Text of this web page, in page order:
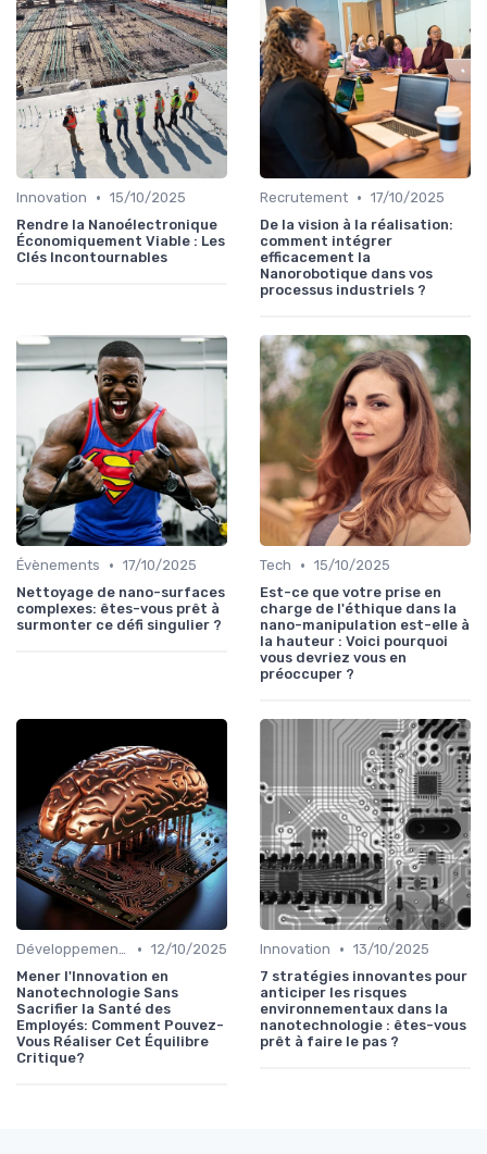
Innovation • 15/10/2025
Rendre la Nanoélectronique
Économiquement Viable : Les
Clés Incontournables
Recrutement • 17/10/2025
De la vision à la réalisation:
comment intégrer
efficacement la
Nanorobotique dans vos
processus industriels ?
Évènements • 17/10/2025
Nettoyage de nano-surfaces
complexes: êtes-vous prêt à
surmonter ce défi singulier ?
Tech • 15/10/2025
Est-ce que votre prise en
charge de l'éthique dans la
nano-manipulation est-elle à
la hauteur : Voici pourquoi
vous devriez vous en
préoccuper ?
Développement personnel • 12/10/2025
Mener l'Innovation en
Nanotechnologie Sans
Sacrifier la Santé des
Employés: Comment Pouvez-
Vous Réaliser Cet Équilibre
Critique?
Innovation • 13/10/2025
7 stratégies innovantes pour
anticiper les risques
environnementaux dans la
nanotechnologie : êtes-vous
prêt à faire le pas ?